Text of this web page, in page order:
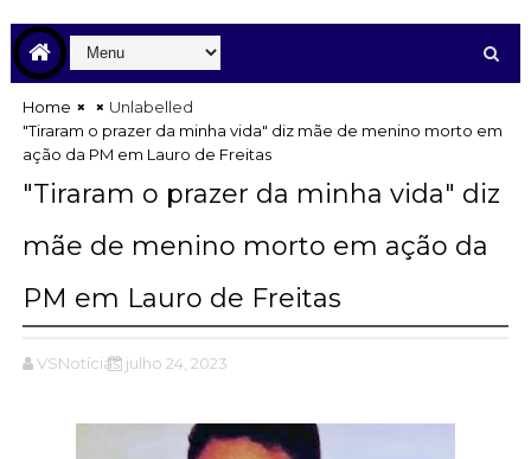
Home
Unlabelled
"Tiraram o prazer da minha vida" diz mãe de menino morto em
ação da PM em Lauro de Freitas
"Tiraram o prazer da minha vida" diz
mãe de menino morto em ação da
PM em Lauro de Freitas
VSNotícias julho 24, 2023